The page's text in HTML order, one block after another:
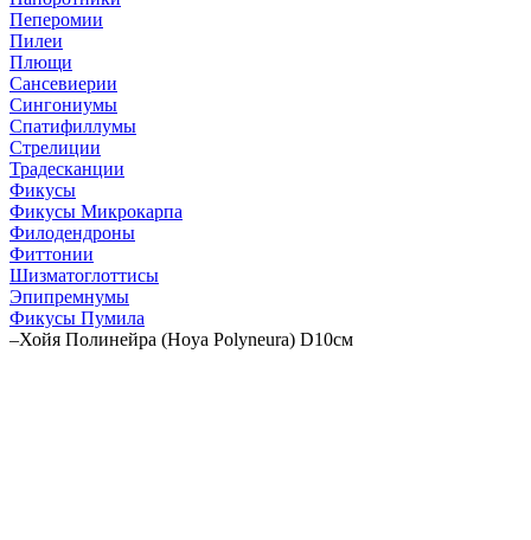
Пеперомии
Пилеи
Плющи
Сансевиерии
Сингониумы
Спатифиллумы
Стрелиции
Традесканции
Фикусы
Фикусы Микрокарпа
Филодендроны
Фиттонии
Шизматоглоттисы
Эпипремнумы
Фикусы Пумила
–Хойя Полинейра (Hoya Polyneura) D10см